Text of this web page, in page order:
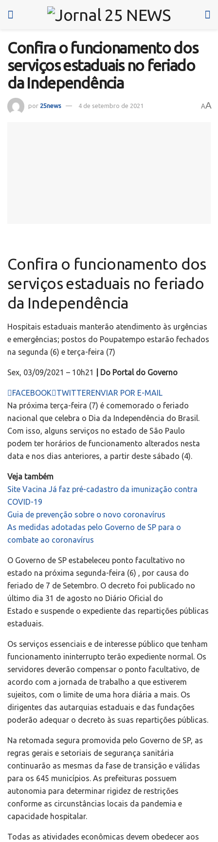
Confira o funcionamento dos
serviços estaduais no feriado
da Independência
por 25news 4 de setembro de 2021 AA
Confira o funcionamento dos
serviços estaduais no feriado
da Independência
Hospitais estaduais manterão atendimento às urgências
e emergências; postos do Poupatempo estarão fechados
na segunda (6) e terça-feira (7)
Sex, 03/09/2021 – 10h21 | Do Portal do Governo
FACEBOOK TWITTERENVIAR POR E-MAIL
Na próxima terça-feira (7) é comemorado o feriado
nacional que celebra o Dia da Independência do Brasil.
Com isso, alguns serviços no estado de São Paulo
podem ter horários de funcionamento alterados nesta
data e nos dias anteriores, a partir deste sábado (4).
Veja também
Site Vacina Já faz pré-cadastro da imunização contra
COVID-19
Guia de prevenção sobre o novo coronavírus
As medidas adotadas pelo Governo de SP para o
combate ao coronavírus
O Governo de SP estabeleceu ponto facultativo no
estado na próxima segunda-feira (6) , por causa do
feriado de 7 de Setembro. O decreto foi publicado no
último dia 31 de agosto no Diário Oficial do
Estado e suspende o expediente das repartições públicas
estaduais.
Os serviços essenciais e de interesse público que tenham
funcionamento ininterrupto terão expediente normal. Os
servidores deverão compensar o ponto facultativo, de
acordo com a jornada de trabalho a que estiverem
sujeitos, com o limite de uma hora diária a mais. Os
dirigentes das autarquias estaduais e das fundações
poderão adequar o decreto às suas repartições públicas.
Na retomada segura promovida pelo Governo de SP, as
regras gerais e setoriais de segurança sanitária
continuarão as mesmas da fase de transição e válidas
para os 645 municípios. As prefeituras possuem
autonomia para determinar rigidez de restrições
conforme as circunstâncias locais da pandemia e
capacidade hospitalar.
Todas as atividades econômicas devem obedecer aos